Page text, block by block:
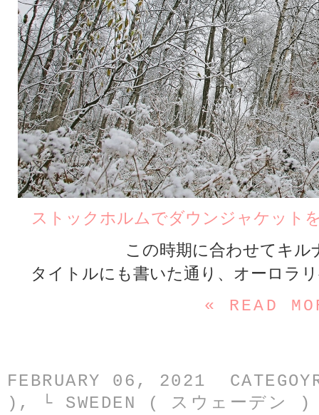
ストックホルムでダウンジャケット
この時期に合わせてキル
タイトルにも書いた通り、オーロラ
« READ
FEBRUARY 06, 2021
) , └ SWEDEN ( スウェーデン )